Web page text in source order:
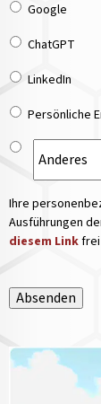
Google
ChatGPT
LinkedIn
Persönliche
Ihre
Ausführungen
diesem Link
Absenden